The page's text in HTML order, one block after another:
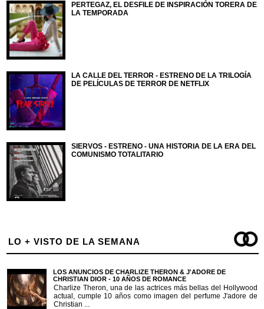
PERTEGAZ, EL DESFILE DE INSPIRACIÓN TORERA DE
LA TEMPORADA
LA CALLE DEL TERROR - ESTRENO DE LA TRILOGÍA
DE PELÍCULAS DE TERROR DE NETFLIX
SIERVOS - ESTRENO - UNA HISTORIA DE LA ERA DEL
COMUNISMO TOTALITARIO
LO + VISTO DE LA SEMANA
LOS ANUNCIOS DE CHARLIZE THERON & J'ADORE DE
CHRISTIAN DIOR - 10 AÑOS DE ROMANCE
Charlize Theron, una de las actrices más bellas del Hollywood
actual, cumple 10 años como imagen del perfume J'adore de
Christian ...